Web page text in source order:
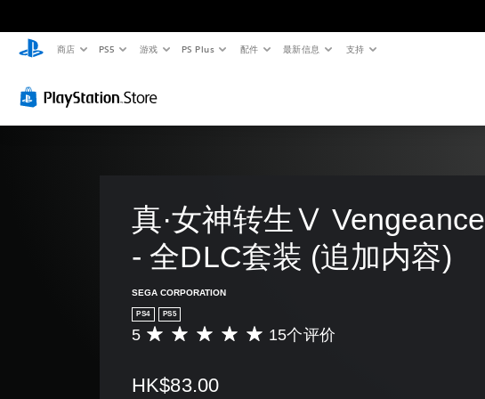
商店 PS5 游戏 PS Plus 配件 最新信息 支持
真·女神转生Ⅴ Vengeance
- 全DLC套装 (追加内容)
SEGA CORPORATION
PS4 PS5
平
价
5 15个评价
HK$83.00